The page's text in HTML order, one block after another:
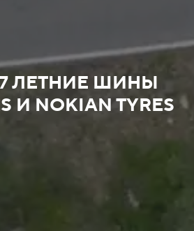
ЛЕТНИЕ ШИНЫ
И NOKIAN TYRES